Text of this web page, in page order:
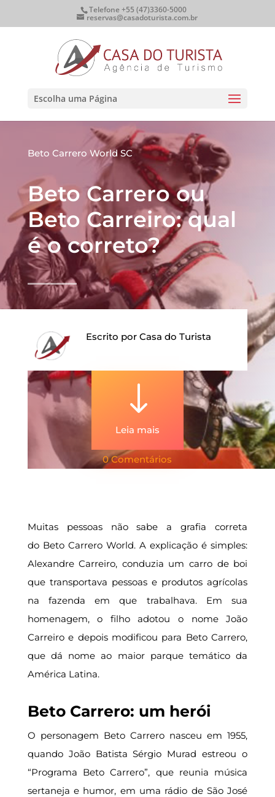
Telefone +55 (47)3360-5000
reservas@casadoturista.com.br
Escolha uma Página
Beto Carrero World SC
Beto Carrero ou
Beto Carreiro: qual
é o correto?
Escrito por Casa do Turista
"
Leia mais
0 Comentários
Muitas pessoas não sabe a grafia correta
do Beto Carrero World. A explicação é simples:
Alexandre Carreiro, conduzia um carro de boi
que transportava pessoas e produtos agrícolas
na fazenda em que trabalhava. Em sua
homenagem, o filho adotou o nome João
Carreiro e depois modificou para Beto Carrero,
que dá nome ao maior parque temático da
América Latina.
Beto Carrero: um herói
O personagem Beto Carrero nasceu em 1955,
quando João Batista Sérgio Murad estreou o
“Programa Beto Carrero”, que reunia música
sertaneja e humor, em uma rádio de São José